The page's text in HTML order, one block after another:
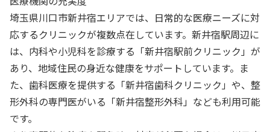
埼玉県川口市新井宿エリアでは、日常的な医療ニーズに対
応するクリニックが複数点在しています。新井宿駅周辺に
は、内科や小児科を診療する「新井宿駅前クリニック」が
あり、地域住民の身近な健康をサポートしています。ま
た、歯科医療を提供する「新井宿歯科クリニック」や、整
形外科の専門医がいる「新井宿整形外科」なども利用可能
です。